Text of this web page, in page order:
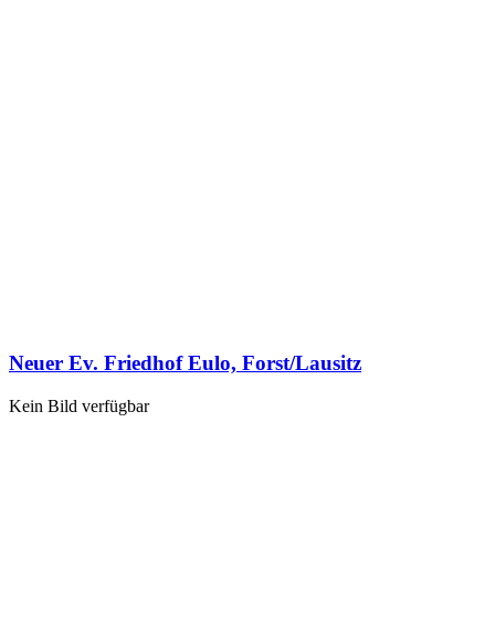
Neuer Ev. Friedhof Eulo, Forst/Lausitz
Kein Bild verfügbar